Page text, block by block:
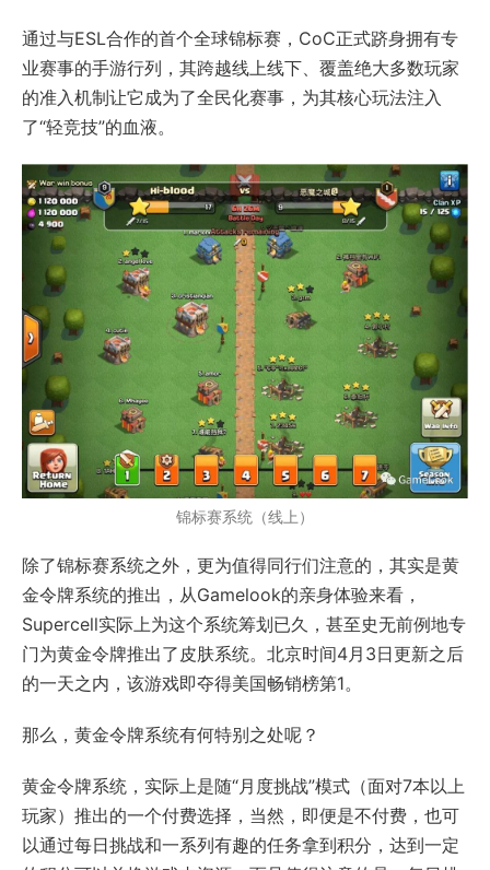
通过与ESL合作的首个全球锦标赛，CoC正式跻身拥有专
业赛事的手游行列，其跨越线上线下、覆盖绝大多数玩家
的准入机制让它成为了全民化赛事，为其核心玩法注入
了“轻竞技”的血液。
锦标赛系统（线上）
除了锦标赛系统之外，更为值得同行们注意的，其实是黄
金令牌系统的推出，从Gamelook的亲身体验来看，
Supercell实际上为这个系统筹划已久，甚至史无前例地专
门为黄金令牌推出了皮肤系统。北京时间4月3日更新之后
的一天之内，该游戏即夺得美国畅销榜第1。
那么，黄金令牌系统有何特别之处呢？
黄金令牌系统，实际上是随“月度挑战”模式（面对7本以上
玩家）推出的一个付费选择，当然，即便是不付费，也可
以通过每日挑战和一系列有趣的任务拿到积分，达到一定